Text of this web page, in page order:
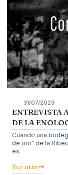
31/07/2023
ENTREVISTA
DE LA
Cuando una
de oro” de la
es
Ver más